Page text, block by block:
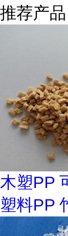
推荐产品
木塑PP
塑料PP